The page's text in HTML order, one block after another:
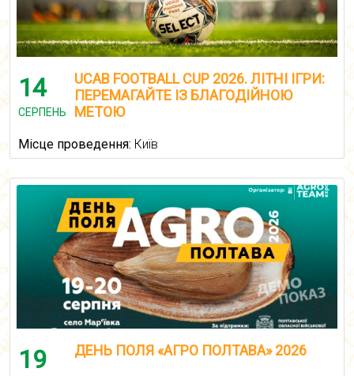
14
СЕРПЕНЬ
UCAB FOOTBALL CUP 2026. ЛІТНІ ІГРИ:
ПЕРЕМАГАЙТЕ ІЗ БЛАГОДІЙНОЮ
МЕТОЮ
Місце проведення: Київ
19 ДЕНЬ ПОЛЯ «АГРО ПОЛТАВА» 2026